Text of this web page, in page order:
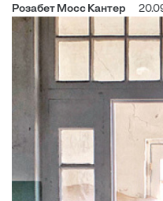
Розабет Мосс Кантер